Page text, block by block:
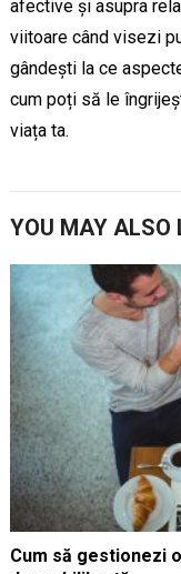
afective și asupra
viitoare când visezi
gândești la ce
cum poți să le
viața ta.
YOU MAY ALSO
Cum să gestionezi